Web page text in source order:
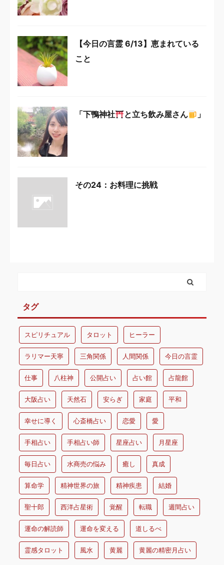
【今日の言霊 6/13】恵まれている
こと
「下鴨神社 と立ち飲み屋さん 」
その24：お料理に挑戦
タグ
スピリチュアル タロット ヒーラー
ラリマー天寧 三角関係 人間関係 今日の言霊
仕事 八柱神 公開占い 占い館 占龍館
大阪占い 天然石 安らぎ 家庭 平和
幸せに導く 心斎橋占い 恋愛 愛
手相占い 手相占い師 星座占い 月星座
毎日占い 水商売の悩み 癒し 真成
算命学 精神世界の旅 精神疾患 結婚
聖十郎 西洋占星術 覚醒 転職 週間占い
運命の解読師 運命を変える 道しるべ
霊感タロット 風水 黄麗 黄麗の精密月占い